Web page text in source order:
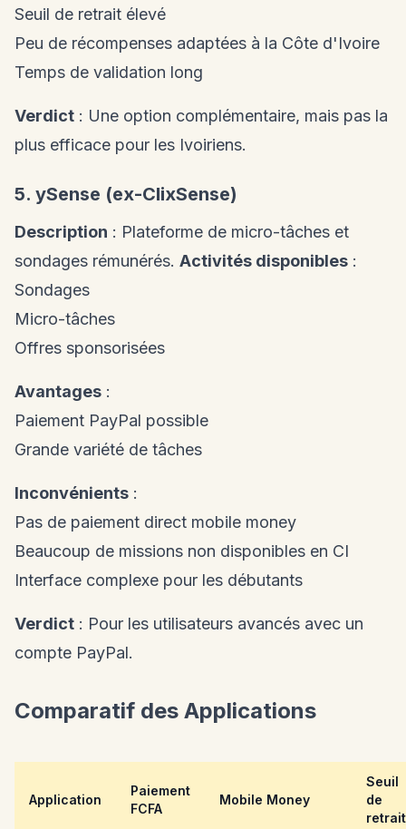
Seuil de retrait élevé
Peu de récompenses adaptées à la Côte d'Ivoire
Temps de validation long
Verdict : Une option complémentaire, mais pas la
plus efficace pour les Ivoiriens.
5. ySense (ex-ClixSense)
Description : Plateforme de micro-tâches et
sondages rémunérés. Activités disponibles :
Sondages
Micro-tâches
Offres sponsorisées
Avantages :
Paiement PayPal possible
Grande variété de tâches
Inconvénients :
Pas de paiement direct mobile money
Beaucoup de missions non disponibles en CI
Interface complexe pour les débutants
Verdict : Pour les utilisateurs avancés avec un
compte PayPal.
Comparatif des Applications
Application
Paiement
FCFA
Mobile Money
Seuil
de
retrait